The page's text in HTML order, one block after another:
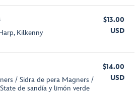
Kilkenny
$13.00
USD
/ Sidra de pera Magners /
de sandía y limón verde
$14.00
USD